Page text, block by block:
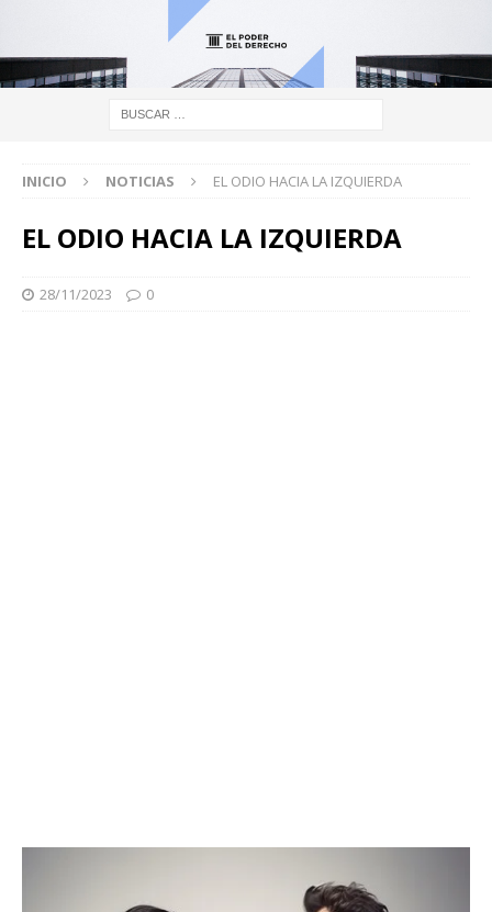
INICIO NOTICIAS EL ODIO HACIA LA IZQUIERDA
EL ODIO HACIA LA IZQUIERDA
28/11/2023 0